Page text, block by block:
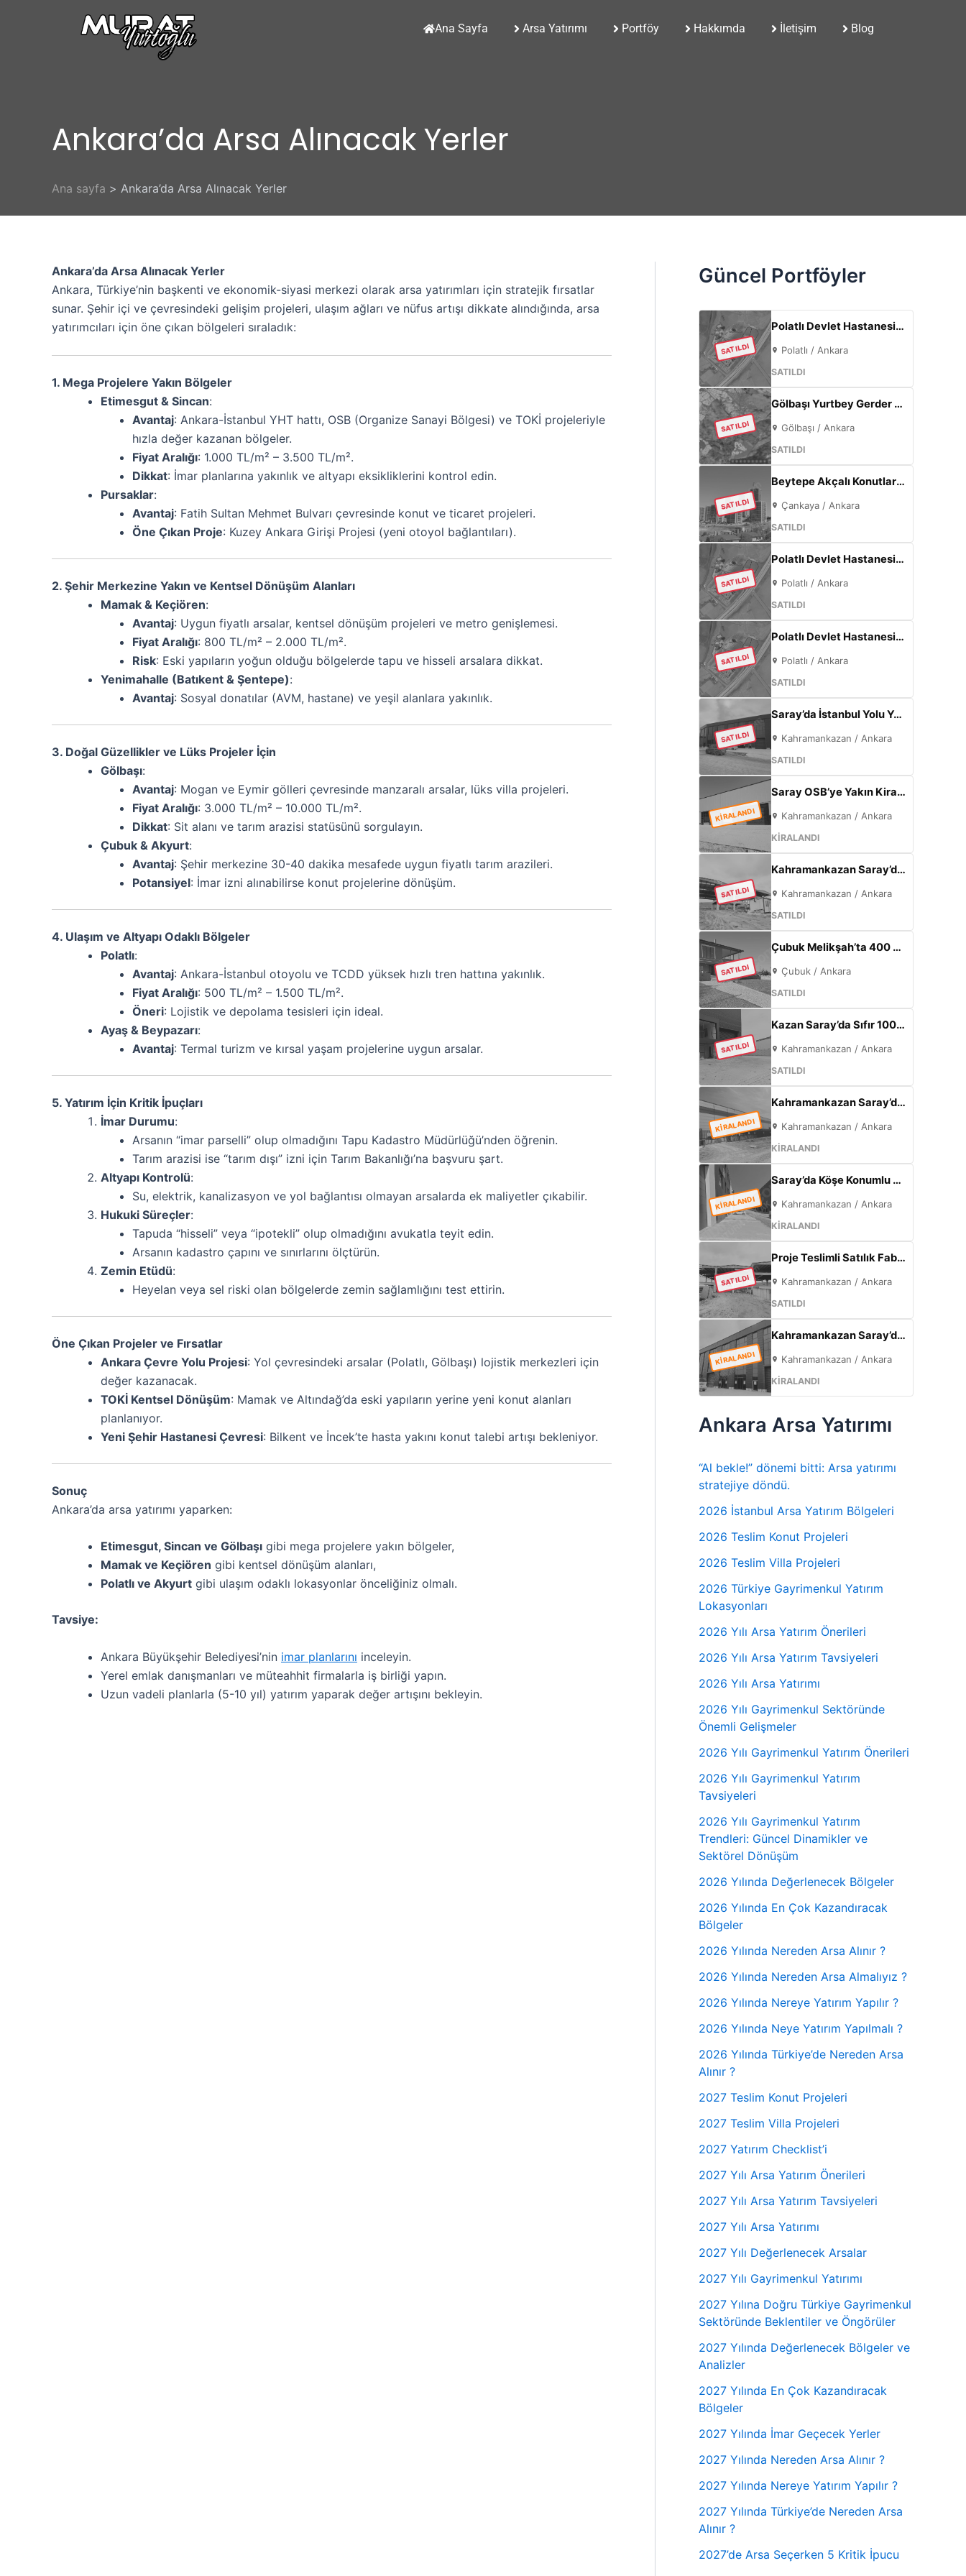
Ana Sayfa Arsa Yatırımı Portföy Hakkımda İletişim Blog
Ankara’da Arsa Alınacak Yerler
Ana sayfa Ankara’da Arsa Alınacak Yerler
Ankara’da Arsa Alınacak Yerler
Ankara, Türkiye’nin başkenti ve ekonomik-siyasi merkezi olarak arsa yatırımları için stratejik fırsatlar
sunar. Şehir içi ve çevresindeki gelişim projeleri, ulaşım ağları ve nüfus artışı dikkate alındığında, arsa
yatırımcıları için öne çıkan bölgeleri sıraladık:
1. Mega Projelere Yakın Bölgeler
Etimesgut & Sincan:
Avantaj: Ankara-İstanbul YHT hattı, OSB (Organize Sanayi Bölgesi) ve TOKİ projeleriyle
hızla değer kazanan bölgeler.
Fiyat Aralığı: 1.000 TL/m² – 3.500 TL/m².
Dikkat: İmar planlarına yakınlık ve altyapı eksikliklerini kontrol edin.
Pursaklar:
Avantaj: Fatih Sultan Mehmet Bulvarı çevresinde konut ve ticaret projeleri.
Öne Çıkan Proje: Kuzey Ankara Girişi Projesi (yeni otoyol bağlantıları).
2. Şehir Merkezine Yakın ve Kentsel Dönüşüm Alanları
Mamak & Keçiören:
Avantaj: Uygun fiyatlı arsalar, kentsel dönüşüm projeleri ve metro genişlemesi.
Fiyat Aralığı: 800 TL/m² – 2.000 TL/m².
Risk: Eski yapıların yoğun olduğu bölgelerde tapu ve hisseli arsalara dikkat.
Yenimahalle (Batıkent & Şentepe):
Avantaj: Sosyal donatılar (AVM, hastane) ve yeşil alanlara yakınlık.
3. Doğal Güzellikler ve Lüks Projeler İçin
Gölbaşı:
Avantaj: Mogan ve Eymir gölleri çevresinde manzaralı arsalar, lüks villa projeleri.
Fiyat Aralığı: 3.000 TL/m² – 10.000 TL/m².
Dikkat: Sit alanı ve tarım arazisi statüsünü sorgulayın.
Çubuk & Akyurt:
Avantaj: Şehir merkezine 30-40 dakika mesafede uygun fiyatlı tarım arazileri.
Potansiyel: İmar izni alınabilirse konut projelerine dönüşüm.
4. Ulaşım ve Altyapı Odaklı Bölgeler
Polatlı:
Avantaj: Ankara-İstanbul otoyolu ve TCDD yüksek hızlı tren hattına yakınlık.
Fiyat Aralığı: 500 TL/m² – 1.500 TL/m².
Öneri: Lojistik ve depolama tesisleri için ideal.
Ayaş & Beypazarı:
Avantaj: Termal turizm ve kırsal yaşam projelerine uygun arsalar.
5. Yatırım İçin Kritik İpuçları
İmar Durumu:
Arsanın “imar parselli” olup olmadığını Tapu Kadastro Müdürlüğü’nden öğrenin.
Tarım arazisi ise “tarım dışı” izni için Tarım Bakanlığı’na başvuru şart.
Altyapı Kontrolü:
Su, elektrik, kanalizasyon ve yol bağlantısı olmayan arsalarda ek maliyetler çıkabilir.
Hukuki Süreçler:
Tapuda “hisseli” veya “ipotekli” olup olmadığını avukatla teyit edin.
Arsanın kadastro çapını ve sınırlarını ölçtürün.
Zemin Etüdü:
Heyelan veya sel riski olan bölgelerde zemin sağlamlığını test ettirin.
Öne Çıkan Projeler ve Fırsatlar
Ankara Çevre Yolu Projesi: Yol çevresindeki arsalar (Polatlı, Gölbaşı) lojistik merkezleri için
değer kazanacak.
TOKİ Kentsel Dönüşüm: Mamak ve Altındağ’da eski yapıların yerine yeni konut alanları
planlanıyor.
Yeni Şehir Hastanesi Çevresi: Bilkent ve İncek’te hasta yakını konut talebi artışı bekleniyor.
Sonuç
Ankara’da arsa yatırımı yaparken:
Etimesgut, Sincan ve Gölbaşı gibi mega projelere yakın bölgeler,
Mamak ve Keçiören gibi kentsel dönüşüm alanları,
Polatlı ve Akyurt gibi ulaşım odaklı lokasyonlar önceliğiniz olmalı.
Tavsiye:
Ankara Büyükşehir Belediyesi’nin imar planlarını inceleyin.
Yerel emlak danışmanları ve müteahhit firmalarla iş birliği yapın.
Uzun vadeli planlarla (5-10 yıl) yatırım yaparak değer artışını bekleyin.
Güncel Portföyler
SATILDI
Polatlı Devlet Hastanesi Yanı 365 m² | Eskişehir Yolu Cepheli | Ticari+Konut İmarlı Arsa
Polatlı / Ankara
SATILDI
SATILDI
Gölbaşı Yurtbey Gerder | 1815 m² | Göl Manzaralı | TOKİ Yakını Yatırımlık Arazi
Gölbaşı / Ankara
SATILDI
SATILDI
Beytepe Akçalı Konutları’nda 4+1, 165 m², Sıfır Lüks Daire | Site İçi, Otoparklı, Takasa Uygun
Çankaya / Ankara
SATILDI
SATILDI
Polatlı Devlet Hastanesi Yanı 77 m² | Eskişehir Yolu Cepheli | Ticari+Konut İmarlı Arsa
Polatlı / Ankara
SATILDI
SATILDI
Polatlı Devlet Hastanesi Yanı 57 m² | Eskişehir Yolu Cepheli | Ticari+Konut İmarlı Arsa
Polatlı / Ankara
SATILDI
SATILDI
Saray’da İstanbul Yolu Yakını Sıfır 5000m² Fabrika | 300KW & 800m² Ofis
Kahramankazan / Ankara
SATILDI
KİRALANDI
Saray OSB’ye Yakın Kiralık Sıfır Fabrika | 500 m² Kapalı Alan | 60 kW Elektrik | Müstakil
Kahramankazan / Ankara
KİRALANDI
SATILDI
Kahramankazan Saray’da Satılık Sıfır Fabrika | 11 m Tavan | 200 KW
Kahramankazan / Ankara
SATILDI
SATILDI
Çubuk Melikşah’ta 400 m² Arsa İçinde Sıfır 3+1 Müstakil Ev – Kaçırılmayacak Fırsat!
Çubuk / Ankara
SATILDI
SATILDI
Kazan Saray’da Sıfır 1000m² Fabrika | 300kW Enerji + 120m² Ofis
Kahramankazan / Ankara
SATILDI
KİRALANDI
Kahramankazan Saray’da Bulvar Cepheli 2600 m² Kiralık Fabrika | 400 KW Enerji | Ofisli Üretim Tesisi
Kahramankazan / Ankara
KİRALANDI
KİRALANDI
Saray’da Köşe Konumlu Kiralık Fabrika | 1000 m² Kapalı Alan | 3 Kat Ofis | 100 kW
Kahramankazan / Ankara
KİRALANDI
SATILDI
Proje Teslimli Satılık Fabrika | 570 m² Kapalı Alan + 450 m² Açık Alan | 100 KW Enerji | Saray Kahramankazan
Kahramankazan / Ankara
SATILDI
KİRALANDI
Kahramankazan Saray’da Kiralık 7.000 m² Sıfır Fabrika | 2.000 m² Açık Alan | 300 KW
Kahramankazan / Ankara
KİRALANDI
Ankara Arsa Yatırımı
“Al bekle!” dönemi bitti: Arsa yatırımı
stratejiye döndü.
2026 İstanbul Arsa Yatırım Bölgeleri
2026 Teslim Konut Projeleri
2026 Teslim Villa Projeleri
2026 Türkiye Gayrimenkul Yatırım
Lokasyonları
2026 Yılı Arsa Yatırım Önerileri
2026 Yılı Arsa Yatırım Tavsiyeleri
2026 Yılı Arsa Yatırımı
2026 Yılı Gayrimenkul Sektöründe
Önemli Gelişmeler
2026 Yılı Gayrimenkul Yatırım Önerileri
2026 Yılı Gayrimenkul Yatırım
Tavsiyeleri
2026 Yılı Gayrimenkul Yatırım
Trendleri: Güncel Dinamikler ve
Sektörel Dönüşüm
2026 Yılında Değerlenecek Bölgeler
2026 Yılında En Çok Kazandıracak
Bölgeler
2026 Yılında Nereden Arsa Alınır ?
2026 Yılında Nereden Arsa Almalıyız ?
2026 Yılında Nereye Yatırım Yapılır ?
2026 Yılında Neye Yatırım Yapılmalı ?
2026 Yılında Türkiye’de Nereden Arsa
Alınır ?
2027 Teslim Konut Projeleri
2027 Teslim Villa Projeleri
2027 Yatırım Checklist’i
2027 Yılı Arsa Yatırım Önerileri
2027 Yılı Arsa Yatırım Tavsiyeleri
2027 Yılı Arsa Yatırımı
2027 Yılı Değerlenecek Arsalar
2027 Yılı Gayrimenkul Yatırımı
2027 Yılına Doğru Türkiye Gayrimenkul
Sektöründe Beklentiler ve Öngörüler
2027 Yılında Değerlenecek Bölgeler ve
Analizler
2027 Yılında En Çok Kazandıracak
Bölgeler
2027 Yılında İmar Geçecek Yerler
2027 Yılında Nereden Arsa Alınır ?
2027 Yılında Nereye Yatırım Yapılır ?
2027 Yılında Türkiye’de Nereden Arsa
Alınır ?
2027’de Arsa Seçerken 5 Kritik İpucu